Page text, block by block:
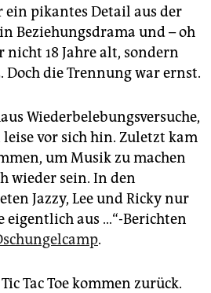
ein pikantes Detail aus der
Beziehungsdrama und – oh
nicht 18 Jahre alt, sondern
Doch die Trennung war ernst.
Wiederbelebungsversuche,
vor sich hin. Zuletzt kam
um Musik zu machen
wieder sein. In den
Jazzy, Lee und Ricky nur
eigentlich aus …“-Berichten
.
Tic Tac Toe kommen zurück.